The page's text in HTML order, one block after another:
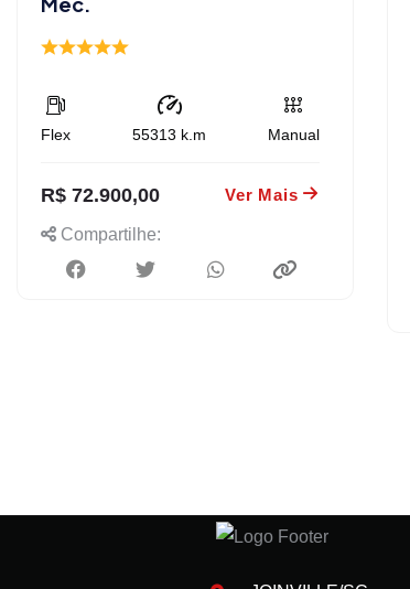
Flex 55313 k.m Manual
R$ 72.900,00 Ver Mais
Compartilhe: